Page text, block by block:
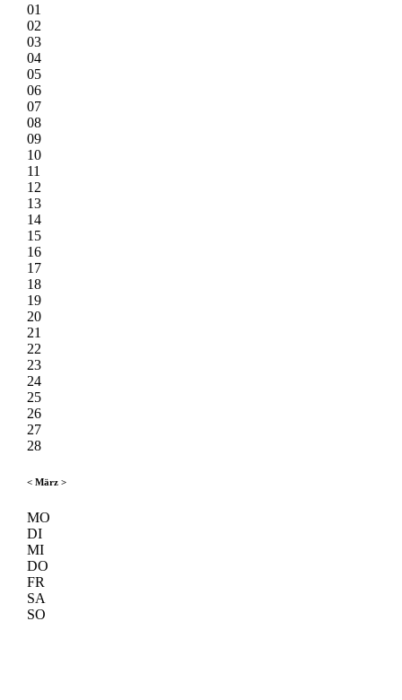
01
02
03
04
05
06
07
08
09
10
11
12
13
14
15
16
17
18
19
20
21
22
23
24
25
26
27
28
< März >
MO
DI
MI
DO
FR
SA
SO